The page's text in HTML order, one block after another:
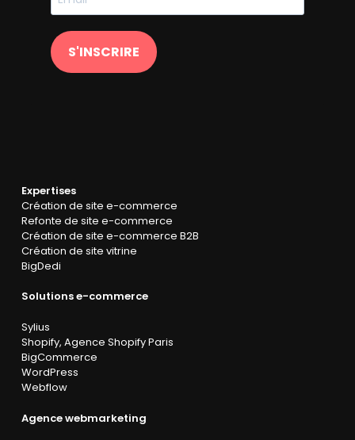
S'INSCRIRE
Expertises
Création de site e-commerce
Refonte de site e-commerce
Création de site e-commerce B2B
Création de site vitrine
BigDedi
Solutions e-commerce
Sylius
Shopify, Agence Shopify Paris
BigCommerce
WordPress
Webflow
Agence webmarketing